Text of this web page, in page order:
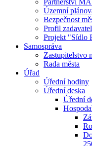
Partnerství
Územní
Bezpečnost
Profil
Projekt "Sídlo
Samospráva
Zastupitelstvo
Rada města
Úřad
Úřední hodiny
Úřední deska
Úřední